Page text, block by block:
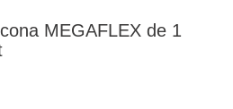
MEGAFLEX de 1